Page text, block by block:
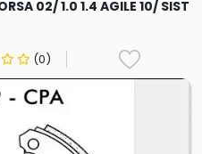
02/ 1.0 1.4 AGILE 10/ SIST
(0)